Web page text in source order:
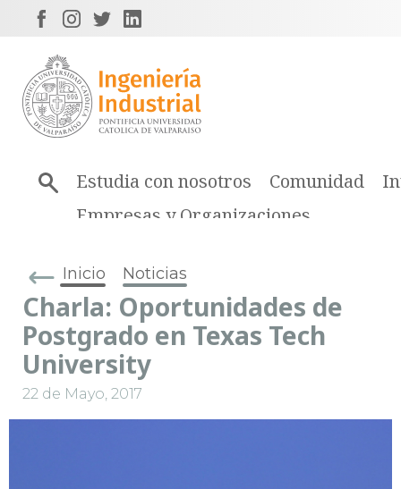
Estudia con nosotros Comunidad
Empresas y Organizaciones
Inicio Noticias
Charla: Oportunidades de
Postgrado en Texas Tech
University
22 de Mayo, 2017